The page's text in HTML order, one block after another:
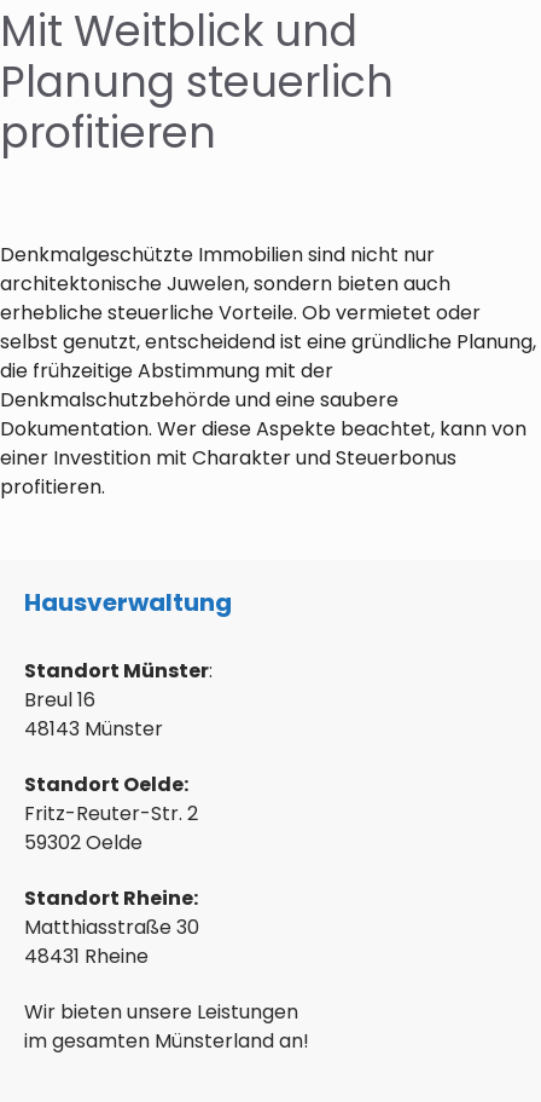
Mit Weitblick und
Planung steuerlich
profitieren
Denkmalgeschützte Immobilien sind nicht nur
architektonische Juwelen, sondern bieten auch
erhebliche steuerliche Vorteile. Ob vermietet oder
selbst genutzt, entscheidend ist eine gründliche Planung,
die frühzeitige Abstimmung mit der
Denkmalschutzbehörde und eine saubere
Dokumentation. Wer diese Aspekte beachtet, kann von
einer Investition mit Charakter und Steuerbonus
profitieren.
Hausverwaltung
Standort Münster:
Breul 16
48143 Münster
Standort Oelde:
Fritz-Reuter-Str. 2
59302 Oelde
Standort Rheine:
Matthiasstraße 30
48431 Rheine
Wir bieten unsere Leistungen
im gesamten Münsterland an!